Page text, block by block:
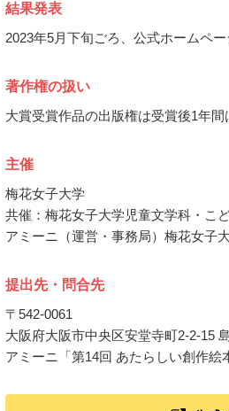
結果発表
2023年5月下旬ごろ、公式ホームペー
著作権の扱い
大賞受賞作品の出版権は受賞後1年
主催
梅花女子大学
共催：梅花女子大学児童文学科・こ
アミーニ（運営・事務局）梅花女子
提出先・問合先
〒542-0061
大阪府大阪市中央区安堂寺町2-2-15
アミーニ「第14回 あたらしい創作絵